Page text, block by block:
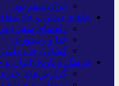
ایران سفر تور
جاهای دیدنی و
راهنمای سفر
غذا و رستوران
کشاورزی و
فرهنگ و تاریخ (ایران و
گزارش‌های